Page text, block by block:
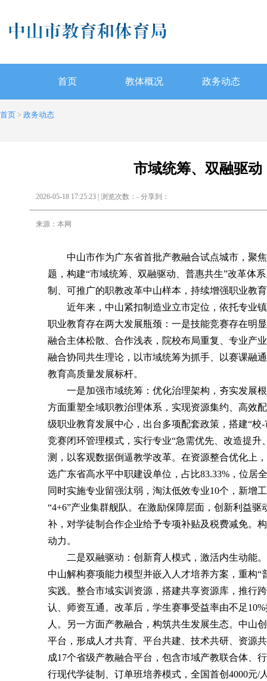
首页 教体概况 政务动态
首页 > 政务动态
市域统筹、双融驱
2026-05-18 17:25:23 | 浏览次数： - 分享到：
来源：本网
中山市作为广东省首批产教融合试点城市，聚
题，构建“市域统筹、双融驱动、普惠共生”改革体
制、可推广的职教改革中山样本，持续增强职业教
近年来，中山紧扣制造业立市定位，依托专业
职业教育存在两大发展瓶颈：一是技能竞赛存在明
融合主体松散、合作浅表，院校布局重复、专业产
融合协同共生理论，以市域统筹为抓手、以赛课融
教育高质量发展标杆。
一是加强市域统筹：优化治理架构，夯实发展根
方面重塑全域职教治理体系，实现资源集约、高效
级职业教育发展中心，出台多项配套政策，搭建“
竞赛闭环管理模式，实行专业“急需优先、改造提
测，以客观数据倒逼教学改革。在资源整合优化上
选广东省高水平中职建设单位，占比83.33%，位居
同时实施专业留强汰弱，淘汰低效专业10个，新增
“4+6”产业集群舰队。在激励保障层面，创新利益
补，对学徒制合作企业给予专项补贴及税费减免。
动力。
二是双融驱动：创新育人模式，激活内生动能。
中山解构赛项能力模型并嵌入人才培养方案，重构
实践。整合市域实训资源，搭建共享资源库，推行
认、师资互通。改革后，学生赛事受益率由不足
人。另一方面产教融合，构筑共生发展生态。中山
平台，形成人才共育、平台共建、技术共研、资源
成17个省级产教融合平台，包含市域产教联合体、
行现代学徒制、订单班培养模式，全国首创4000元